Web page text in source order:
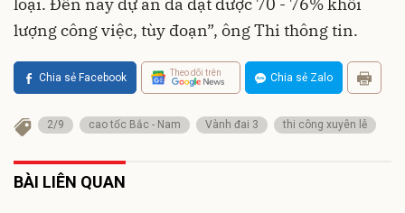
lượng công việc, tùy đoạn”, ông Thi thông tin.
Chia sẻ Facebook Theo dõi trên Chia sẻ Zalo
2/9 cao tốc Bắc - Nam Vành đai 3 thi công xuyên lễ
BÀI LIÊN QUAN